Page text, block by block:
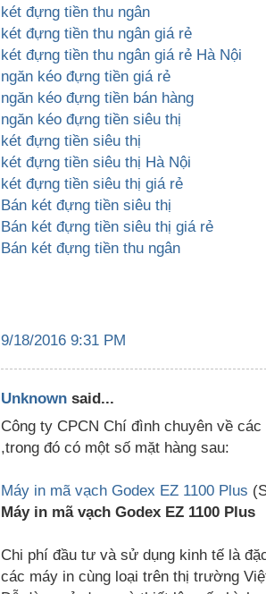
két đựng tiền thu ngân
két đựng tiền thu ngân giá rẻ
két đựng tiền thu ngân giá rẻ Hà Nội
ngăn kéo đựng tiền giá rẻ
ngăn kéo đựng tiền bán hàng
ngăn kéo đựng tiền siêu thị
két đựng tiền siêu thị
két đựng tiền siêu thị Hà Nội
két đựng tiền siêu thị giá rẻ
Bán két đựng tiền siêu thị
Bán két đựng tiền siêu thị giá rẻ
Bán két đựng tiền thu ngân
9/18/2016 9:31 PM
Unknown said...
Công ty CPCN Chí đình chuyên về
,trong đó có một số mặt hàng sau:
Máy in mã vạch Godex EZ 1100 Plus
Máy in mã vạch Godex EZ 1100 Plus
Chi phí đầu tư và sử dụng kinh tế là
các máy in cùng loại trên thị trường